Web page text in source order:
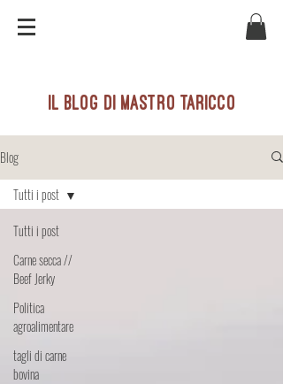
il blog di mastro taricco
Blog
Tutti i post
Carne secca //
Beef Jerky
Politica
agroalimentare
tagli di carne
bovina
Tutti i post